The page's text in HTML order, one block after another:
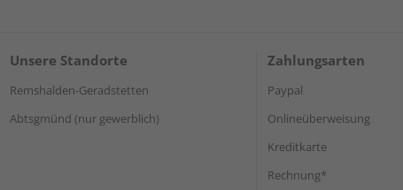
Unsere Standorte
Remshalden-Geradstetten
Abtsgmünd (nur gewerblich)
Zahlungsarten
Paypal
Onlineüberweisung
Kreditkarte
Rechnung*